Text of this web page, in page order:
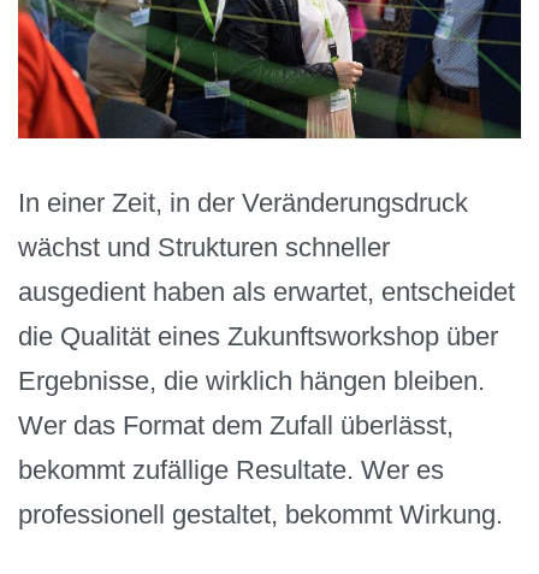
In einer Zeit, in der Veränderungsdruck
wächst und Strukturen schneller
ausgedient haben als erwartet, entscheidet
die Qualität eines Zukunftsworkshop über
Ergebnisse, die wirklich hängen bleiben.
Wer das Format dem Zufall überlässt,
bekommt zufällige Resultate. Wer es
professionell gestaltet, bekommt Wirkung.